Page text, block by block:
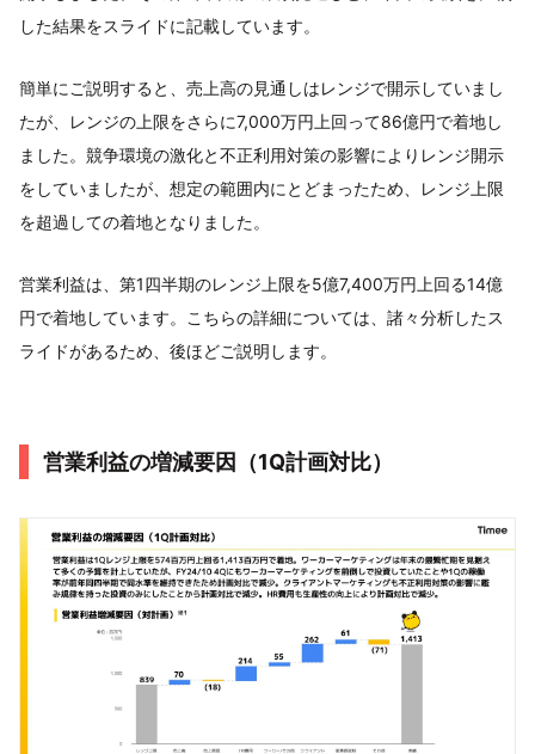
した結果をスライドに記載しています。
簡単にご説明すると、売上高の見通しはレンジで開示していまし
たが、レンジの上限をさらに7,000万円上回って86億円で着地し
ました。競争環境の激化と不正利用対策の影響によりレンジ開示
をしていましたが、想定の範囲内にとどまったため、レンジ上限
を超過しての着地となりました。
営業利益は、第1四半期のレンジ上限を5億7,400万円上回る14億
円で着地しています。こちらの詳細については、諸々分析したス
ライドがあるため、後ほどご説明します。
営業利益の増減要因（1Q計画対比）